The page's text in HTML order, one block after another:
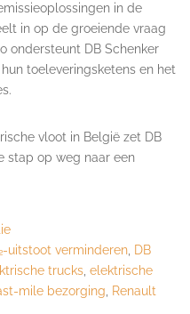
in de
in op de groeiende vraag
ondersteunt DB Schenker
toeleveringsketens en het
vloot in België zet DB
stap op weg naar een
uitstoot verminderen DB
trucks elektrische
mile bezorging
Renault